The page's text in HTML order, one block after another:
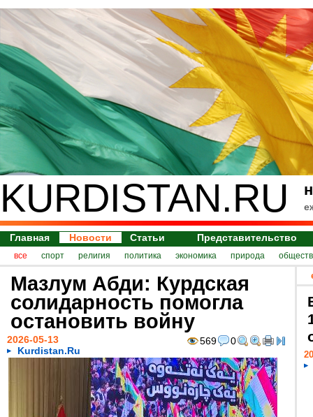
KURDISTAN.RU
Главная Новости Статьи Представительство
все спорт религия политика экономика природа
Мазлум Абди: Курдская
солидарность помогла
остановить войну
569 0
2026-05-13
Kurdistan.Ru